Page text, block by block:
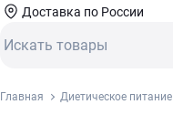
Доставка по России
Главная Диетическое питание